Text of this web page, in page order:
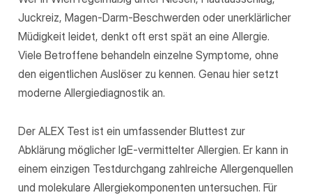
Juckreiz, Magen-Darm-Beschwerden oder unerklärlicher
Müdigkeit leidet, denkt oft erst spät an eine Allergie.
Viele Betroffene behandeln einzelne Symptome, ohne
den eigentlichen Auslöser zu kennen. Genau hier setzt
moderne Allergiediagnostik an.
Der ALEX Test ist ein umfassender Bluttest zur
Abklärung möglicher IgE-vermittelter Allergien. Er kann in
einem einzigen Testdurchgang zahlreiche Allergenquellen
und molekulare Allergiekomponenten untersuchen. Für